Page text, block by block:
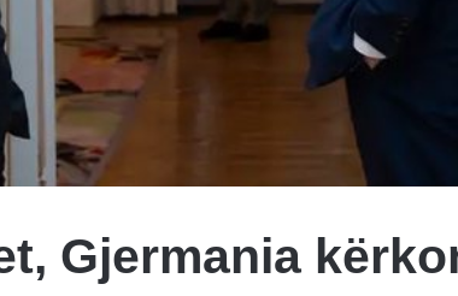
Gjermania